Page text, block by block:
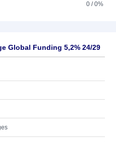
0 / 0%
Global Funding 5,2% 24/29